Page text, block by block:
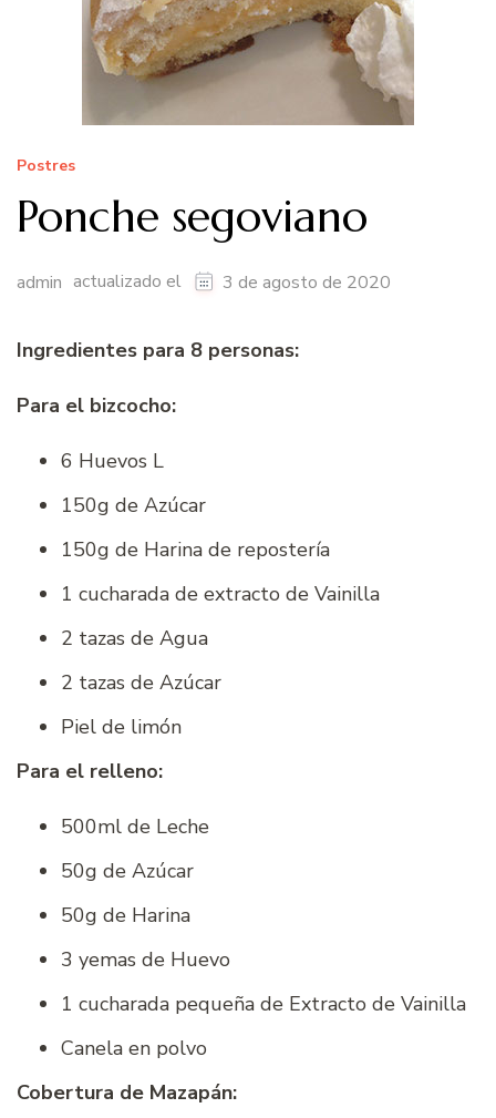
Postres
Ponche segoviano
admin actualizado el 3 de agosto de 2020
Ingredientes para 8 personas:
Para el bizcocho:
6 Huevos L
150g de Azúcar
150g de Harina de repostería
1 cucharada de extracto de Vainilla
2 tazas de Agua
2 tazas de Azúcar
Piel de limón
Para el relleno:
500ml de Leche
50g de Azúcar
50g de Harina
3 yemas de Huevo
1 cucharada pequeña de Extracto de Vainilla
Canela en polvo
Cobertura de Mazapán: